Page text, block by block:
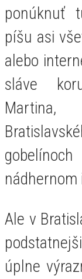
ponúknuť
píšu asi
alebo
sláve
nádhernom
Ale v
úplne